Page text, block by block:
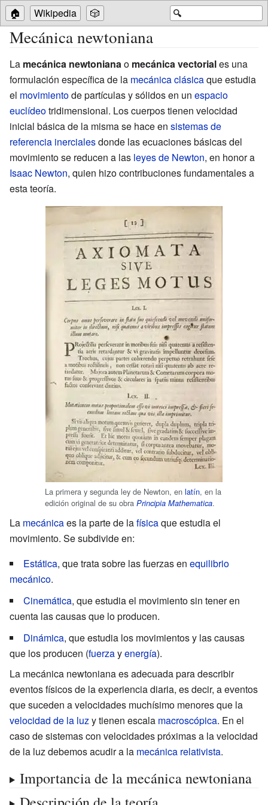
🔍
🏠 Wikipedia 🎲
Mecánica newtoniana
La mecánica newtoniana o mecánica vectoriales una
formulación específica de la mecánica clásicaque estudia
el movimientode partículas y sólidos en un espacio
euclídeotridimensional. Los cuerpos tienen velocidad
inicial básica de la misma se hace en sistemas de
referencia inercialesdonde las ecuaciones básicas del
movimiento se reducen a las leyes de Newton, en honor a
Isaac Newton, quien hizo contribuciones fundamentales a
esta teoría.
La primera y segunda ley de Newton, en latín, en la
edición original de su obra Principia Mathematica.
La mecánicaes la parte de lafísicaque estudia el
movimiento. Se subdivide en:
Estática, que trata sobre las fuerzas en equilibrio
mecánico.
Cinemática, que estudia el movimiento sin tener en
cuenta las causas que lo producen.
Dinámica, que estudia los movimientos y las causas
que los producen (fuerzayenergía).
La mecánica newtoniana es adecuada para describir
eventos físicos de la experiencia diaria, es decir, a eventos
que suceden a velocidades muchísimo menores que la
velocidad de la luz y tienen escala macroscópica. En el
caso de sistemas con velocidades próximas a la velocidad
de la luz debemos acudir a la mecánica relativista.
Importancia de la mecánica newtoniana